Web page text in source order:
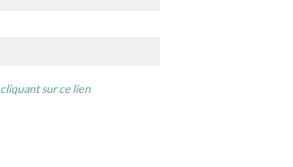
cliquant sur ce lien